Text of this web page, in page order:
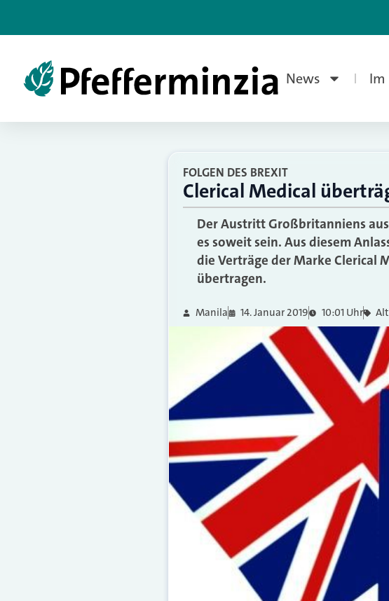
News Im
FOLGEN DES BREXIT
Clerical Medical
Der Austritt Großbritanniens
es soweit sein. Aus diesem
die Verträge der Marke Clerical
übertragen.
Manila 14. Januar 2019 10:01 Uhr